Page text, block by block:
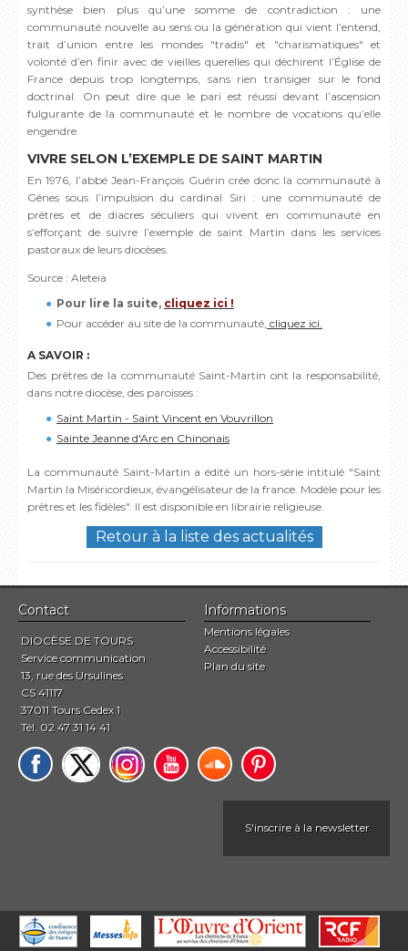
synthèse bien plus qu’une somme de contradiction : une
communauté nouvelle au sens ou la génération qui vient l’entend,
trait d’union entre les mondes "tradis" et "charismatiques" et
volonté d’en finir avec de vieilles querelles qui déchirent l’Église de
France depuis trop longtemps, sans rien transiger sur le fond
doctrinal. On peut dire que le pari est réussi devant l’ascension
fulgurante de la communauté et le nombre de vocations qu’elle
engendre.
VIVRE SELON L’EXEMPLE DE SAINT MARTIN
En 1976, l’abbé Jean-François Guérin crée donc la communauté à
Gênes sous l’impulsion du cardinal Siri : une communauté de
prêtres et de diacres séculiers qui vivent en communauté en
s’efforçant de suivre l’exemple de saint Martin dans les services
pastoraux de leurs diocèses.
Source : Aleteia
Pour lire la suite, cliquez ici !
Pour accéder au site de la communauté, cliquez ici.
A SAVOIR :
Des prêtres de la communauté Saint-Martin ont la responsabilité,
dans notre diocèse, des paroisses :
Saint Martin - Saint Vincent en Vouvrillon
Sainte Jeanne d'Arc en Chinonais
La communauté Saint-Martin a édité un hors-série intitulé "Saint
Martin la Miséricordieux, évangélisateur de la france. Modèle pour les
prêtres et les fidèles". Il est disponible en librairie religieuse.
Retour à la liste des actualités
Contact
DIOCÈSE DE TOURS
Service communication
13, rue des Ursulines
CS 41117
37011 Tours Cedex 1
Tél. 02 47 31 14 41
Informations
Mentions légales
Accessibilité
Plan du site
S'inscrire à la newsletter